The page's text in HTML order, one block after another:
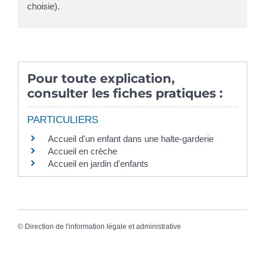
choisie).
Pour toute explication,
consulter les fiches pratiques :
PARTICULIERS
Accueil d'un enfant dans une halte-garderie
Accueil en crèche
Accueil en jardin d'enfants
© Direction de l'information légale et administrative